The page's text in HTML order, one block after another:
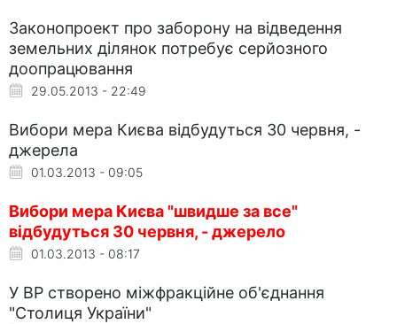
Законопроект про заборону на відведення
земельних ділянок потребує серйозного
доопрацювання
29.05.2013 - 22:49
Вибори мера Києва відбудуться 30 червня, -
джерела
01.03.2013 - 09:05
Вибори мера Києва "швидше за все"
відбудуться 30 червня, - джерело
01.03.2013 - 08:17
У ВР створено міжфракційне об'єднання
"Столиця України"